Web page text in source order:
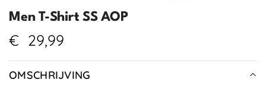
Men T-Shirt SS AOP
€ 29,99
OMSCHRIJVING